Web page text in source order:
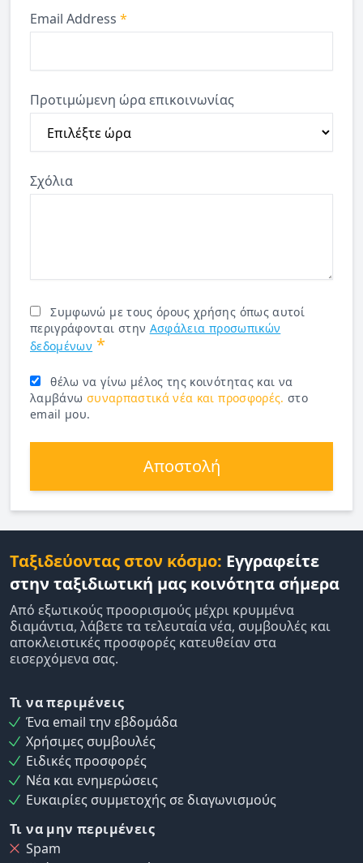
Email Address *
Προτιμώμενη ώρα επικοινωνίας
Σχόλια
Συμφωνώ με τους όρους χρήσης όπως αυτοί
περιγράφονται στην Ασφάλεια προσωπικών
δεδομένων *
θέλω να γίνω μέλος της κοινότητας και να
λαμβάνω συναρπαστικά νέα και προσφορές. στο
email μου.
Αποστολή
Ταξιδεύοντας στον κόσμο: Εγγραφείτε
στην ταξιδιωτική μας κοινότητα σήμερα
Από εξωτικούς προορισμούς μέχρι κρυμμένα
διαμάντια, λάβετε τα τελευταία νέα, συμβουλές και
αποκλειστικές προσφορές κατευθείαν στα
εισερχόμενα σας.
Τι να περιμένεις
Ένα email την εβδομάδα
Χρήσιμες συμβουλές
Ειδικές προσφορές
Νέα και ενημερώσεις
Ευκαιρίες συμμετοχής σε διαγωνισμούς
Τι να μην περιμένεις
Spam